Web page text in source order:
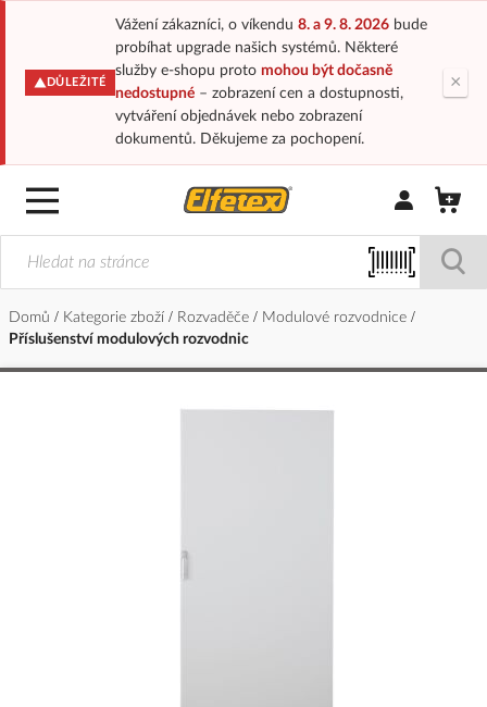
DŮLEŽITÉ
Vážení zákazníci, o víkendu 8. a 9. 8. 2026bude
probíhat upgrade našich systémů. Některé
služby e-shopu proto mohou být dočasně
nedostupné– zobrazení cen a dostupnosti,
vytváření objednávek nebo zobrazení
dokumentů. Děkujeme za pochopení.
×
Přihlásit/
Domů Kategorie zboží Rozvaděče
Modulové rozvodnice
Příslušenství modulových rozvodnic